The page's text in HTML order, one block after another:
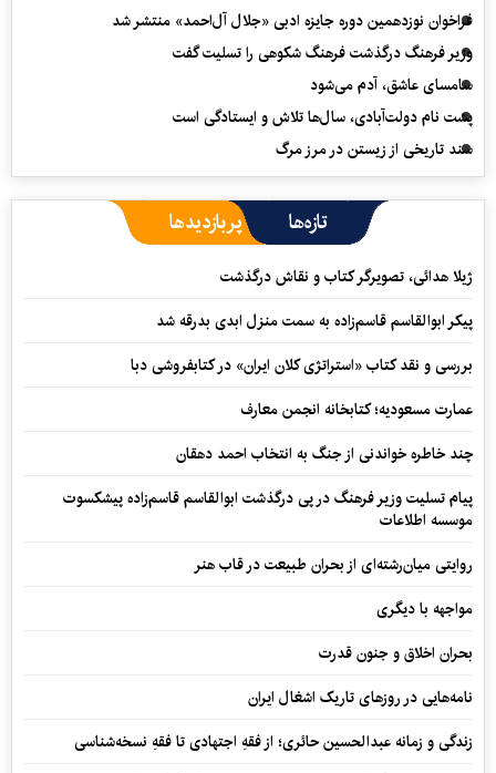
فراخوان نوزدهمین دوره جایزه ادبی «جلال آل‌احمد» منتشر شد
وزیر فرهنگ درگذشت فرهنگ شکوهی را تسلیت گفت
سامسای عاشق، آدم می‌شود
پشت نام دولت‌آبادی، سال‌ها تلاش و ایستادگی است
سند تاریخی از زیستن در مرز مرگ
تازه‌ها پربازدیدها
ژیلا هدائی، تصویرگر کتاب و نقاش درگذشت
پیکر ابوالقاسم قاسم‌زاده به سمت منزل ابدی بدرقه شد
بررسی و نقد کتاب «استراتژی کلان ایران» در کتابفروشی دبا
عمارت مسعودیه؛ کتابخانه انجمن معارف
چند خاطره خواندنی از جنگ به انتخاب احمد دهقان
پیام تسلیت وزیر فرهنگ در پی درگذشت ابوالقاسم قاسم‌زاده پیشکسوت
موسسه اطلاعات
روایتی میان‌رشته‌ای از بحران طبیعت در قاب هنر
مواجهه با دیگری
بحران اخلاق و جنون قدرت
نامه‌هایی در روزهای تاریک اشغال ایران
زندگی و زمانه عبدالحسین حائری؛ از فقهِ اجتهادی تا فقهِ نسخه‌شناسی